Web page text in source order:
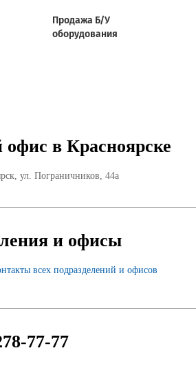
Продажа Б/У
оборудования
офис в Красноярске
ул. Пограничников, 44а
и офисы
всех подразделений и офисов
77-77